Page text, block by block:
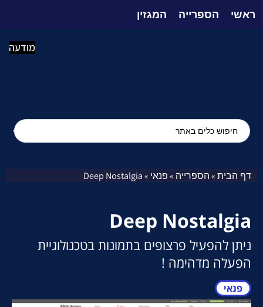
ראשי הספרייה המגזין
מודעה
דף הבית»הספרייה »פנאי »
Deep Nostalgia
Deep Nostalgia
ניתן להפעיל פרצופים בתמונות בטכנולוגיית
הפעלה מדהימה !
פנאי